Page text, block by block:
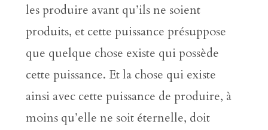
les produire avant qu’ils ne soient
produits, et cette puissance présuppose
que quelque chose existe qui possède
cette puissance. Et la chose qui existe
ainsi avec cette puissance de produire, à
moins qu’elle ne soit éternelle, doit